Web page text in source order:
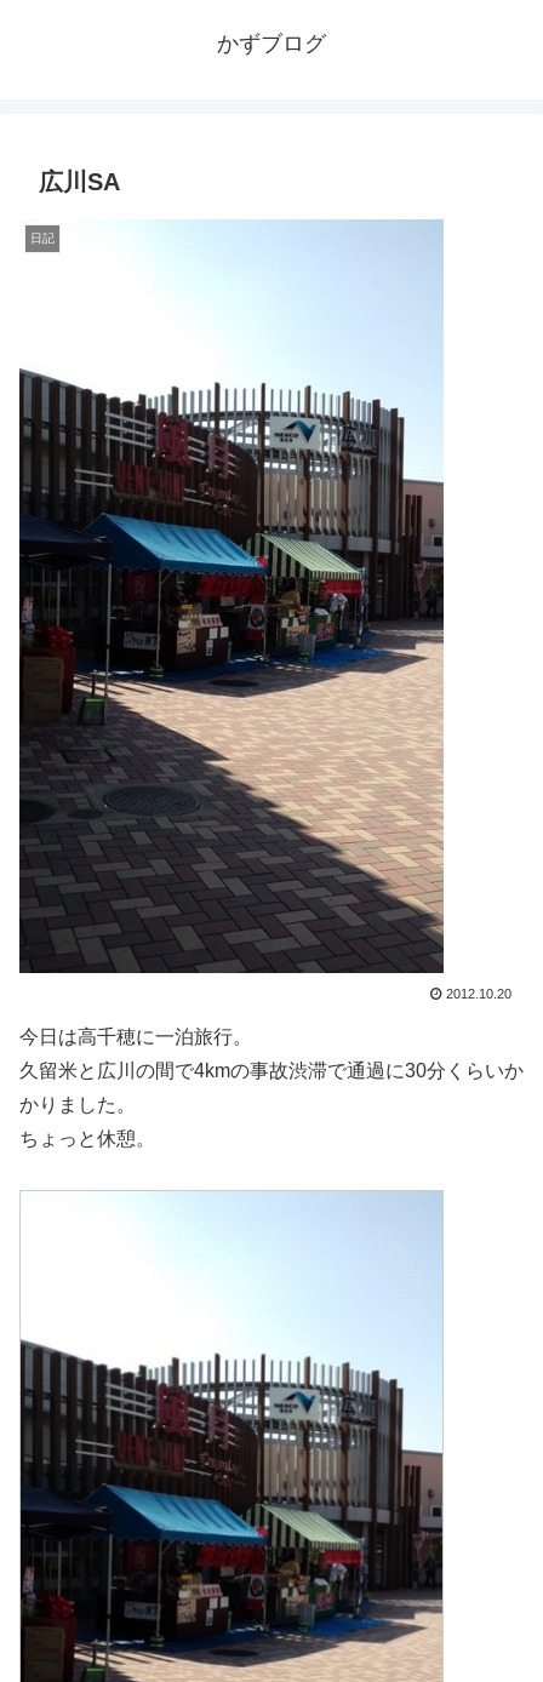
かずブログ
広川SA
日記
2012.10.20
今日は高千穂に一泊旅行。
久留米と広川の間で4kmの事故渋滞で通過に30分くらいか
かりました。
ちょっと休憩。